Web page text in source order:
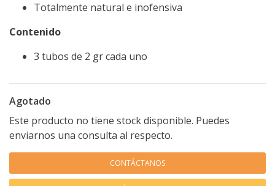
Totalmente natural e inofensiva
Contenido
3 tubos de 2 gr cada uno
Agotado
Este producto no tiene stock disponible. Puedes
enviarnos una consulta al respecto.
CONTÁCTANOS